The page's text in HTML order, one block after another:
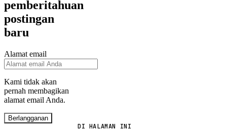
DI HALAMAN INI
pemberitahuan
postingan
baru
Alamat email
Kami tidak akan
pernah membagikan
alamat email Anda.
Berlangganan